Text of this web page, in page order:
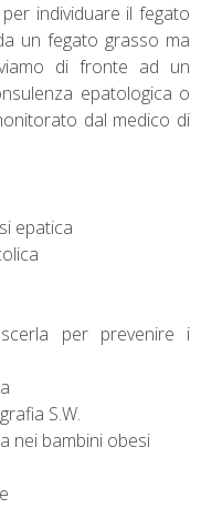
individuare il fegato
un fegato grasso ma
di fronte ad un
epatologica o
dal medico di
epatica
per prevenire i
S.W.
nei bambini obesi